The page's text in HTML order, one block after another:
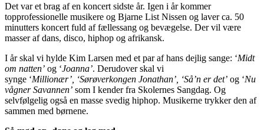
Det var et brag af en koncert sidste år. Igen i år kommer
topprofessionelle musikere og Bjarne List Nissen og laver ca. 50
minutters koncert fuld af fællessang og bevægelse. Der vil være
masser af dans, disco, hiphop og afrikansk.
I år skal vi hylde Kim Larsen med et par af hans dejlig sange: ‘Midt
om natten’ og ‘Joanna’. Derudover skal vi
synge ‘Millionær’, ‘Sørøverkongen Jonathan’, ‘Så’n er det’ og ‘Nu
vågner Savannen’ som I kender fra Skolernes Sangdag. Og
selvfølgelig også en masse svedig hiphop. Musikerne trykker den af
sammen med børnene.